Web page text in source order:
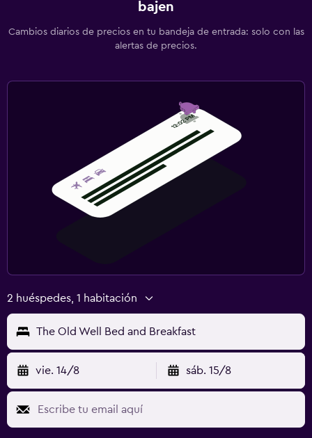
bajen
Cambios diarios de precios en tu bandeja de entrada: solo con las
alertas de precios.
2 huéspedes, 1 habitación
The Old Well Bed and Breakfast
vie. 14/8 sáb. 15/8